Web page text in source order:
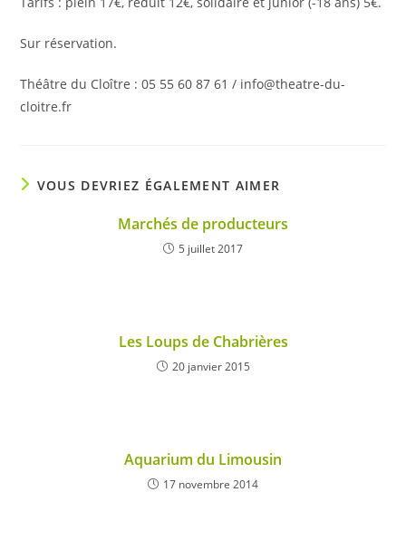
Sur réservation.
Théâtre du Cloître : 05 55 60 87 61 / info@theatre-du-
cloitre.fr
VOUS DEVRIEZ ÉGALEMENT AIMER
Marchés de producteurs
5 juillet 2017
Les Loups de Chabrières
20 janvier 2015
Aquarium du Limousin
17 novembre 2014